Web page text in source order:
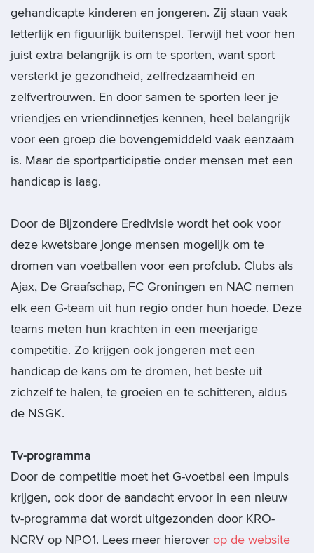
gehandicapte kinderen en jongeren. Zij staan vaak
letterlijk en figuurlijk buitenspel. Terwijl het voor hen
juist extra belangrijk is om te sporten, want sport
versterkt je gezondheid, zelfredzaamheid en
zelfvertrouwen. En door samen te sporten leer je
vriendjes en vriendinnetjes kennen, heel belangrijk
voor een groep die bovengemiddeld vaak eenzaam
is. Maar de sportparticipatie onder mensen met een
handicap is laag.
Door de Bijzondere Eredivisie wordt het ook voor
deze kwetsbare jonge mensen mogelijk om te
dromen van voetballen voor een profclub. Clubs als
Ajax, De Graafschap, FC Groningen en NAC nemen
elk een G-team uit hun regio onder hun hoede. Deze
teams meten hun krachten in een meerjarige
competitie. Zo krijgen ook jongeren met een
handicap de kans om te dromen, het beste uit
zichzelf te halen, te groeien en te schitteren, aldus
de NSGK.
Tv-programma
Door de competitie moet het G-voetbal een impuls
krijgen, ook door de aandacht ervoor in een nieuw
tv-programma dat wordt uitgezonden door KRO-
NCRV op NPO1. Lees meer hierover op de website